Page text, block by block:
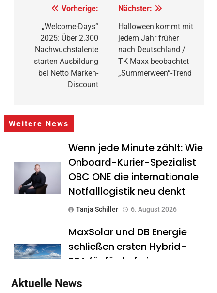
Beitragsnavigation
Vorherige:
„Welcome-Days“
2025: Über 2.300
Nachwuchstalente
starten Ausbildung
bei Netto Marken-
Discount
Nächster:
Halloween kommt mit
jedem Jahr früher
nach Deutschland /
TK Maxx beobachtet
„Summerween“-Trend
Weitere News
Wenn jede Minute zählt: Wie
Onboard-Kurier-Spezialist
OBC ONE die internationale
Notfalllogistik neu denkt
Tanja Schiller 6. August 2026
MaxSolar und DB Energie
schließen ersten Hybrid-
PPA für förderfreie
Aktuelle News